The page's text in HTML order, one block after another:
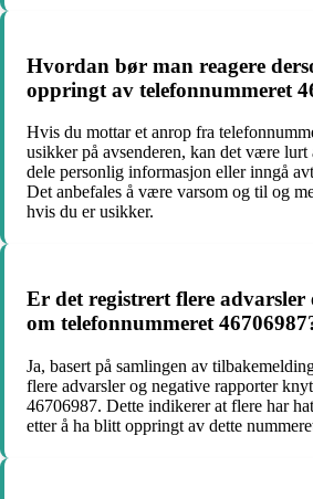
Hvordan bør man reagere
oppringt av telefonnummeret
Hvis du mottar et anrop fra
usikker på avsenderen, kan det være
dele personlig informasjon eller inngå
Det anbefales å være varsom og til og
hvis du er usikker.
Er det registrert flere
om telefonnummeret
Ja, basert på samlingen av
flere advarsler og negative rapporter
46706987. Dette indikerer at flere har
etter å ha blitt oppringt av dette